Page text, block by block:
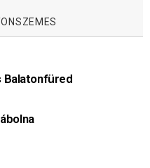
Balatonfüred